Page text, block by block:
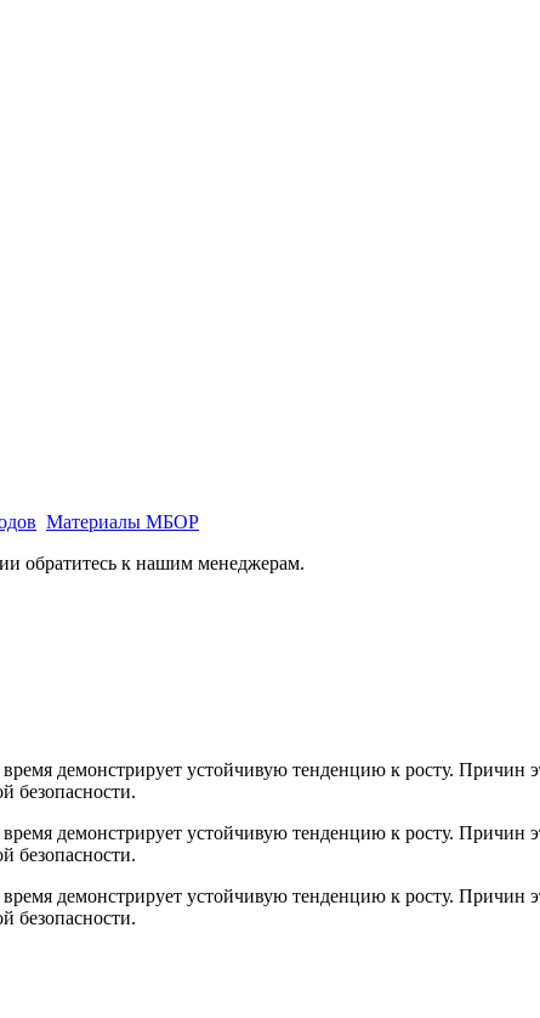
Материалы МБОР
обратитесь к нашим менеджерам.
демонстрирует устойчивую тенденцию к росту. Причин
безопасности.
демонстрирует устойчивую тенденцию к росту. Причин
безопасности.
демонстрирует устойчивую тенденцию к росту. Причин
безопасности.